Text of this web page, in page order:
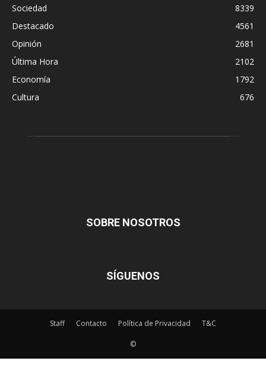
Sociedad
8339
Destacado
4561
Opinión
2681
Última Hora
2102
Economía
1792
Cultura
676
SOBRE NOSOTROS
SÍGUENOS
Staff Contacto Política de Privacidad T&C
©